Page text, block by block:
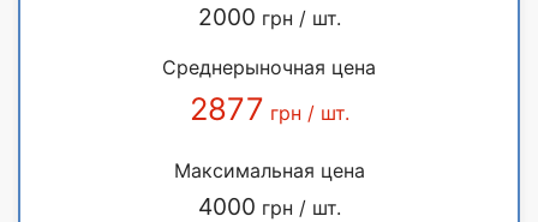
2000 грн / шт.
Среднерыночная цена
2877 грн / шт.
Максимальная цена
4000 грн / шт.